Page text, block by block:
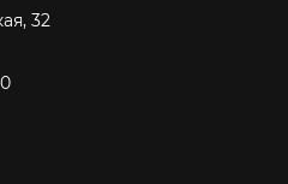
32